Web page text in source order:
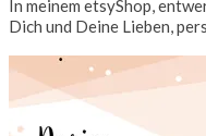
In meinem etsyShop,
Dich und Deine Lieben,